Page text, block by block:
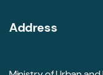
Address